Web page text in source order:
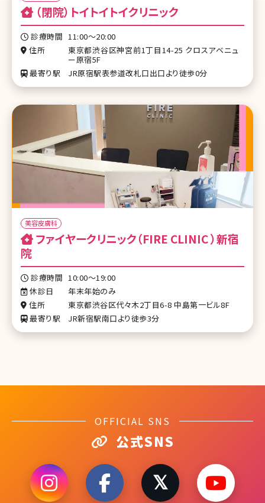
（閉院）トイトイトイクリニック
診療時間 11:00～20:00
住所
東京都渋谷区神宮前1丁目14-25 クロスアベニュ
ー原宿5F
最寄り駅
JR原宿駅表参道改札口出口より徒歩0分
美容皮膚科
院
診療時間 10:00～19:00
休診日
年末年始のみ
住所
東京都渋谷区代々木2丁目6-8 中島第一ビル8F
最寄り駅
JR新宿駅南口より徒歩3分
OFFICIAL SNS
公式SNS